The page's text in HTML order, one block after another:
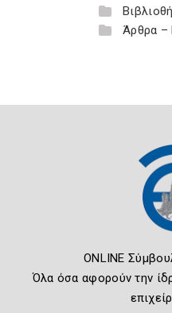
Άρθρα –
ONLINE
Όλα όσα αφορούν την